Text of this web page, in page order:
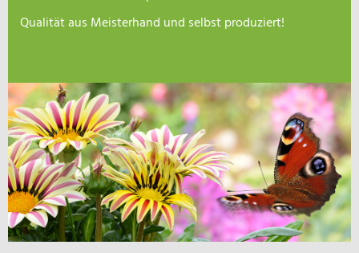
Qualität aus Meisterhand und selbst produziert!